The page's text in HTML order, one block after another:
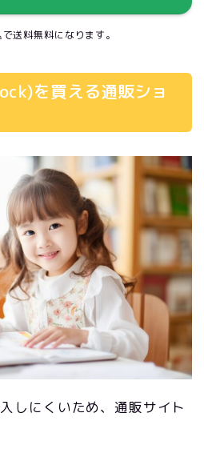
送料無料になります。
を買える通販ショ
しにくいため、通販サイト